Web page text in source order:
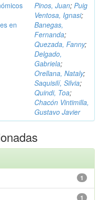
en
Pinos, Juan; Puig
Ventosa, Ignasi;
Banegas,
Fernanda;
Quezada, Fanny;
Delgado,
Gabriela;
Orellana, Nataly;
Saquisilí, Silvia;
Quindi, Toa;
Chacón Vintimilla,
Gustavo Javier
1
1